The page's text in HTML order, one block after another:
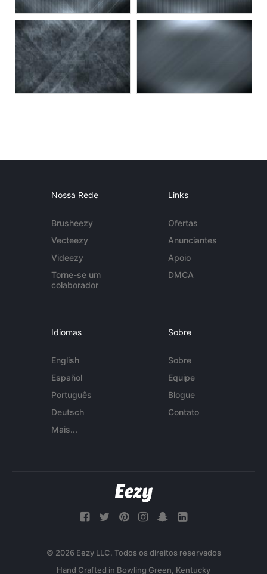
Nossa Rede
Brusheezy
Vecteezy
Videezy
Torne-se um
colaborador
Links
Ofertas
Anunciantes
Apoio
DMCA
Idiomas
English
Español
Português
Deutsch
Mais...
Sobre
Sobre
Equipe
Blogue
Contato
© 2026 Eezy LLC. Todos os direitos reservados